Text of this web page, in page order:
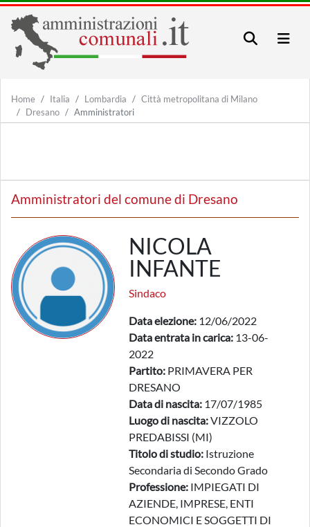
Home Italia Lombardia
Città metropolitana di Milano
Dresano
Amministratori
Amministratori del comune di Dresano
NICOLA
INFANTE
Sindaco
Data elezione: 12/06/2022
Data entrata in carica: 13-06-
2022
Partito: PRIMAVERA PER
DRESANO
Data di nascita: 17/07/1985
Luogo di nascita:VIZZOLO
PREDABISSI (MI)
Titolo di studio: Istruzione
Secondaria di Secondo Grado
Professione: IMPIEGATI DI
AZIENDE, IMPRESE, ENTI
ECONOMICI E SOGGETTI DI